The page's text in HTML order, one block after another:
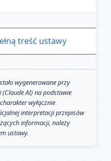
treść ustawy
wygenerowane przy
AI) na podstawie
wyłącznie
interpretacji przepisów
informacji, należy
ustawy.